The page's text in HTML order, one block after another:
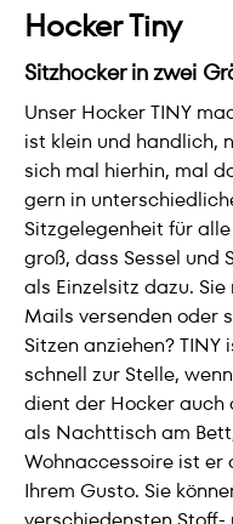
Hocker Tiny
Sitzhocker in zwei
Unser Hocker TINY
ist klein und handlich,
sich mal hierhin, mal
gern in
Sitzgelegenheit für
groß, dass Sessel und
als Einzelsitz dazu.
Mails versenden oder
Sitzen anziehen?
schnell zur Stelle,
dient der Hocker auch
als Nachttisch am
Wohnaccessoire ist er
Ihrem Gusto. Sie